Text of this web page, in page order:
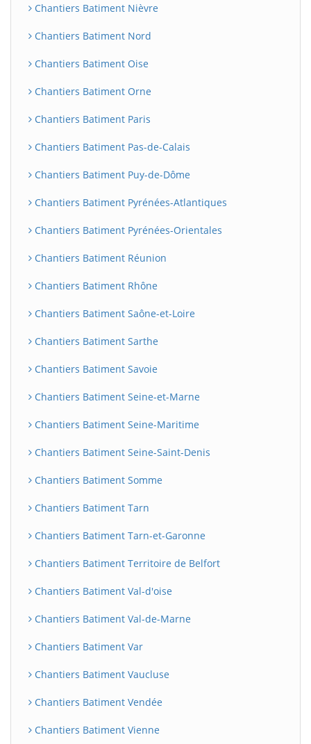
Chantiers Batiment Nièvre
Chantiers Batiment Nord
Chantiers Batiment Oise
Chantiers Batiment Orne
Chantiers Batiment Paris
Chantiers Batiment Pas-de-Calais
Chantiers Batiment Puy-de-Dôme
Chantiers Batiment Pyrénées-Atlantiques
Chantiers Batiment Pyrénées-Orientales
Chantiers Batiment Réunion
Chantiers Batiment Rhône
Chantiers Batiment Saône-et-Loire
Chantiers Batiment Sarthe
Chantiers Batiment Savoie
Chantiers Batiment Seine-et-Marne
Chantiers Batiment Seine-Maritime
Chantiers Batiment Seine-Saint-Denis
Chantiers Batiment Somme
Chantiers Batiment Tarn
Chantiers Batiment Tarn-et-Garonne
Chantiers Batiment Territoire de Belfort
Chantiers Batiment Val-d'oise
Chantiers Batiment Val-de-Marne
Chantiers Batiment Var
Chantiers Batiment Vaucluse
Chantiers Batiment Vendée
Chantiers Batiment Vienne